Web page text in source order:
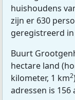
huishoudens
zijn er 630
geregistreerd
Buurt
hectare land
kilometer, 1 km2
adressen is 156